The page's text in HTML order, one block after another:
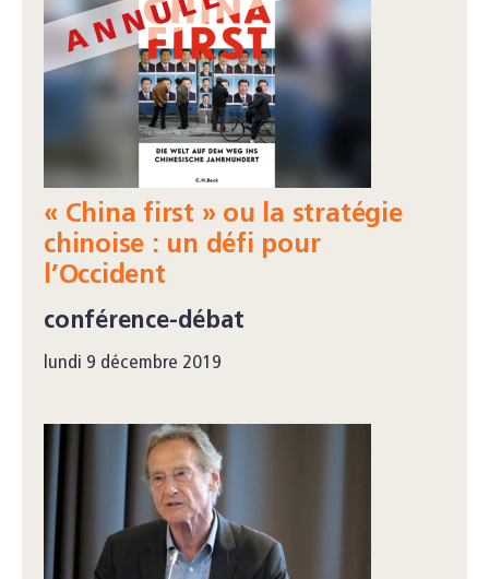
« China first » ou la stratégie
chinoise : un défi pour
l’Occident
conférence-débat
lundi 9 décembre 2019